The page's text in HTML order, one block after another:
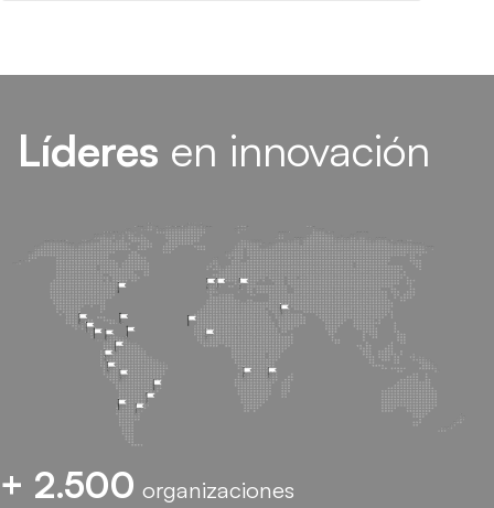
Líderes en innovación
+ 2.500 organizaciones